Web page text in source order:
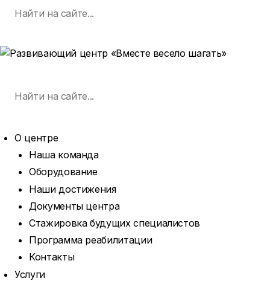
Skip
О центре
Наша команда
Оборудование
Наши достижения
Документы центра
Стажировка будущих специалистов
Программа реабилитации
Контакты
Услуги